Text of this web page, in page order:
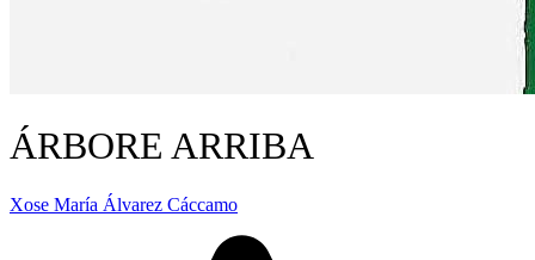
ÁRBORE ARRIBA
Xose María Álvarez Cáccamo